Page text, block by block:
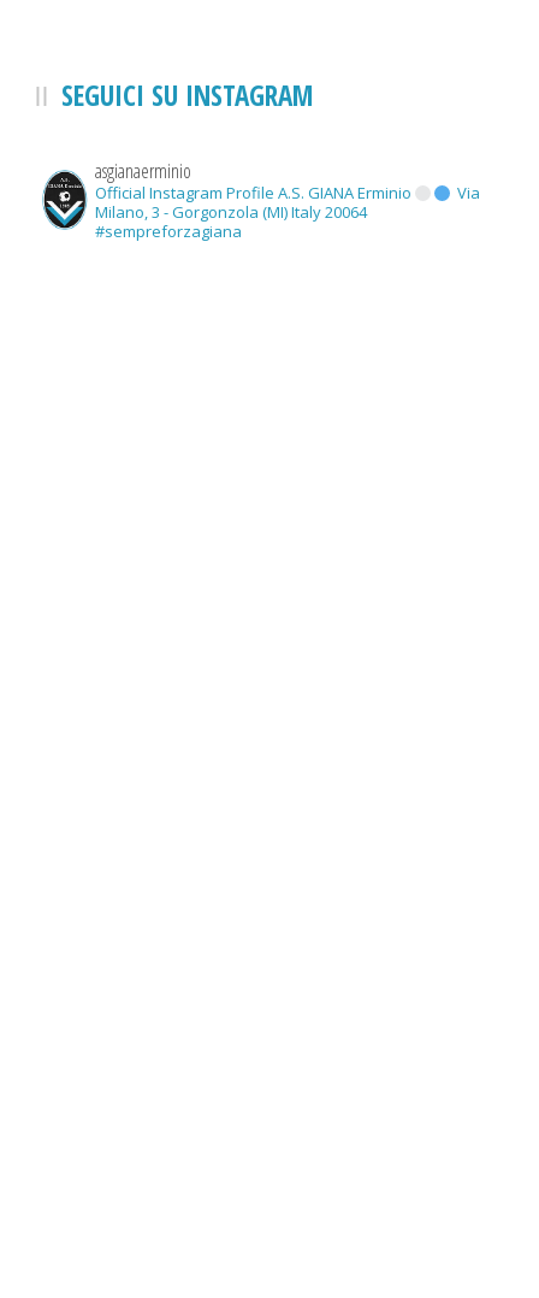
SEGUICI SU INSTAGRAM
asgianaerminio
Official Instagram Profile A.S. GIANA Erminio
Via
Milano, 3 - Gorgonzola (MI) Italy 20064
#sempreforzagiana